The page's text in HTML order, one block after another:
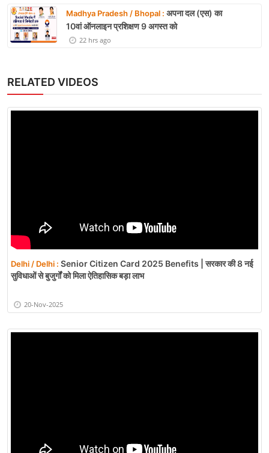
Madhya Pradesh / Bhopal : अपना दल (एस) का
10वां ऑनलाइन प्रशिक्षण 9 अगस्त को
22 hrs ago
RELATED VIDEOS
Delhi / Delhi : Senior Citizen Card 2025 Benefits | सरकार की 8 नई
सुविधाओं से बुजुर्गों को मिला ऐतिहासिक बड़ा लाभ
20-Nov-2025